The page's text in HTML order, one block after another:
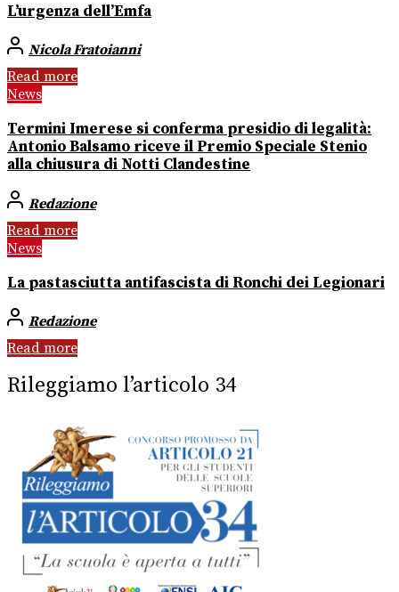
L’urgenza dell’Emfa
Nicola Fratoianni
Read more
News
Termini Imerese si conferma presidio di legalità:
Antonio Balsamo riceve il Premio Speciale Stenio
alla chiusura di Notti Clandestine
Redazione
Read more
News
La pastasciutta antifascista di Ronchi dei Legionari
Redazione
Read more
Rileggiamo l’articolo 34